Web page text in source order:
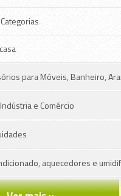
para Móveis, Banheiro,
e Comércio
aquecedores e
Artesanato